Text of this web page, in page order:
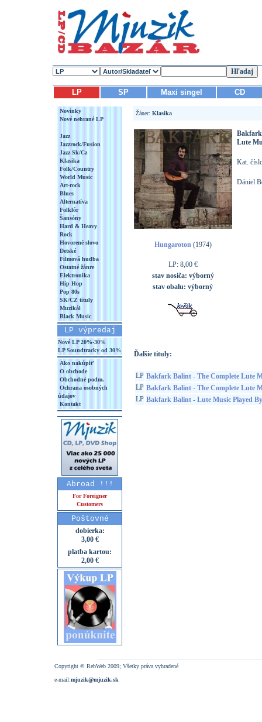
LP SP Maxi singel CD
Novinky
Nové nehrané LP
Jazz
Jazzrock/Fusion
Jazz Sk/Cz
Klasika
Folk/Country
World Music
Art-rock
Blues
Alternatíva
Folklór
Šansóny
Hard & Heavy
Rock
Hovorené slovo
Detské
Filmová hudba
Ostatné žánre
Elektronika
Hip Hop
Pop 80s
SK/CZ tituly
Muzikál
Black Music
LP výpredaj
Nové LP 20%-30%
LP Soundtracky od 30%
Ako nakúpiť
O obchode
Obchodné podm.
Ochrana osobných
údajov
Kontakt
Abroad !!!
For Foreigner
Customers
Poštovné
dobierka:
3,00 €
platba kartou:
2,00 €
Žáner: Klasika
Hungaroton(1974)
LP: 8,00 €
stav nosiča: výborný
stav obalu: výborný
Lute
Kat.
Dániel
Ďalšie tituly:
LP Bakfark Balint - The Complete Lute
LP Bakfark Balint - The Complete Lute
LP Bakfark Balint - Lute Music Played
Copyright © RebWeb 2009; Všetky práva vyhradené
e-mail:mjuzik@mjuzik.sk